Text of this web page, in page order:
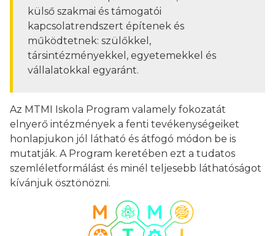
külső szakmai és támogatói
kapcsolatrendszert építenek és
működtetnek: szülőkkel,
társintézményekkel, egyetemekkel és
vállalatokkal egyaránt.
Az MTMI Iskola Program valamely fokozatát
elnyerő intézmények a fenti tevékenységeiket
honlapjukon jól látható és átfogó módon be is
mutatják. A Program keretében ezt a tudatos
szemléletformálást és minél teljesebb láthatóságot
kívánjuk ösztönözni.